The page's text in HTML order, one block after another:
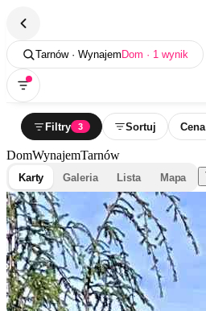
Tarnów · Wynajem Dom · 1 wynik
Filtry 3 Sortuj Cena
DomWynajemTarnów
Karty Galeria Lista Mapa